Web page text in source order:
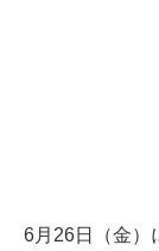
6月26日（金）